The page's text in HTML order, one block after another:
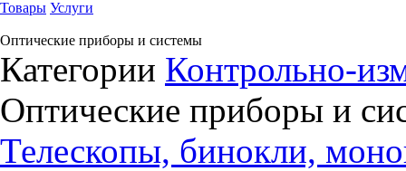
Товары Услуги
Оптические приборы и системы
Категории Контрольно-
Оптические приборы и
Телескопы, бинокли,